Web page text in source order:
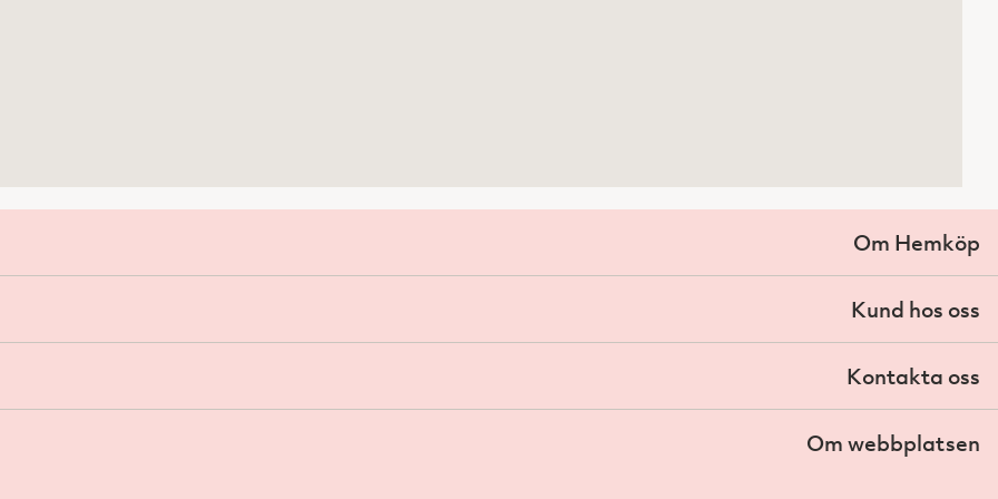
Om Hemköp
Kund hos oss
Kontakta oss
Om webbplatsen